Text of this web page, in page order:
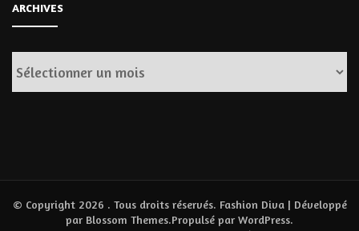
ARCHIVES
Archives
© Copyright 2026 . Tous droits réservés. Fashion Diva | Développé
par Blossom Themes.Propulsé par WordPress.